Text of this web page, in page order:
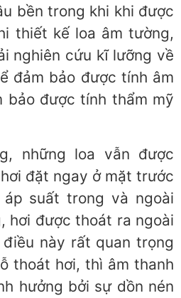
bền trong khi khi được
thiết kế loa âm tường,
nghiên cứu kĩ lưỡng về
đảm bảo được tính âm
bảo được tính thẩm mỹ
những loa vẫn được
đặt ngay ở mặt trước
suất trong và ngoài
hơi được thoát ra ngoài
này rất quan trọng
thoát hơi, thì âm thanh
hưởng bởi sự dồn nén